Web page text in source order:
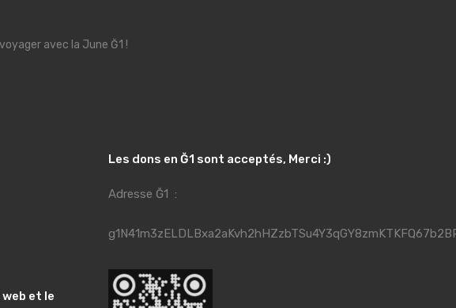
avec la June Ğ1 !
et le
Les dons en Ğ1 sont acceptés, Merci :)
Adresse Ğ1 :